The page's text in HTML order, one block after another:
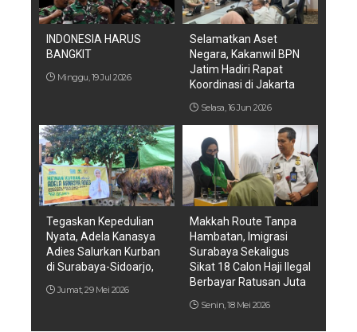
INDONESIA HARUS
BANGKIT
Minggu, 19 Jul 2026
Selamatkan Aset
Negara, Kakanwil BPN
Jatim Hadiri Rapat
Koordinasi di Jakarta
Selasa, 16 Jun 2026
Tegaskan Kepedulian
Nyata, Adela Kanasya
Adies Salurkan Kurban
di Surabaya-Sidoarjo,
Jumat, 29 Mei 2026
Makkah Route Tanpa
Hambatan, Imigrasi
Surabaya Sekaligus
Sikat 18 Calon Haji Ilegal
Berbayar Ratusan Juta
Senin, 18 Mei 2026